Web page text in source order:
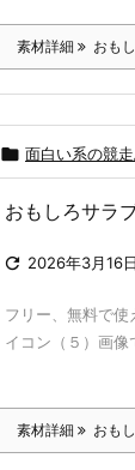
素材詳細 おも
 面白い系の競
おもしろサラ
 2026年3月16日
フリー、無料で
イコン（５）画
素材詳細 おも